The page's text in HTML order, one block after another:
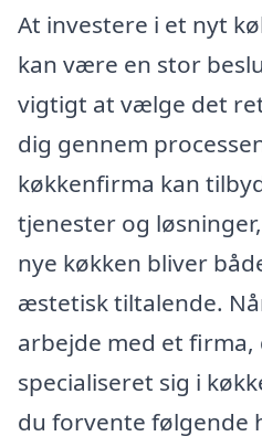
At investere i et nyt
kan være en stor
vigtigt at vælge det
dig gennem
køkkenfirma kan
tjenester og
nye køkken bliver
æstetisk tiltalende.
arbejde med et firma,
specialiseret sig i
du forvente følgende